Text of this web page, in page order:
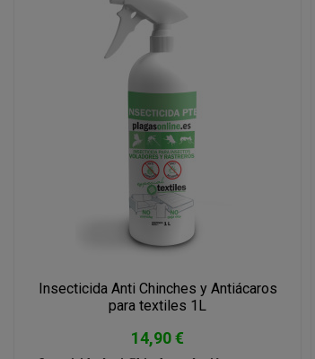
Insecticida Anti Chinches y Antiácaros
para textiles 1L
14,90 €